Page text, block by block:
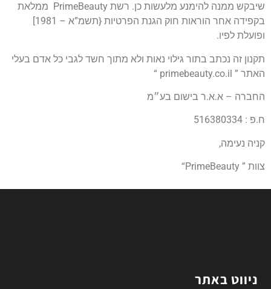
שיבקש ממנה להימנע מלעשות כן. רשת PrimeBeauty ממלאת
בקפידה אחר הוראות חוק הגנת הפרטיות {תשמ”א – 1981]
ופועלת לפיו.
תקנון זה נכתב בתור גילוי נאות ולא מתוך חשד לגבי כל אדם בעלי
האתר ” primebeauty.co.il “
החברה – א.א.ר בישום בע״מ
ח.פ : 516380334
קניה נעימה,
צוות ” PrimeBeauty“
ניווט באתר